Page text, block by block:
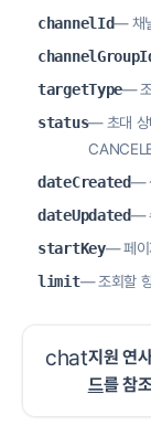
channelId— 채
targetType— 조
status— 초대 상
dateCreated—
dateUpdated—
startKey— 페이
limit— 조회할
chat지원 연
드를 참